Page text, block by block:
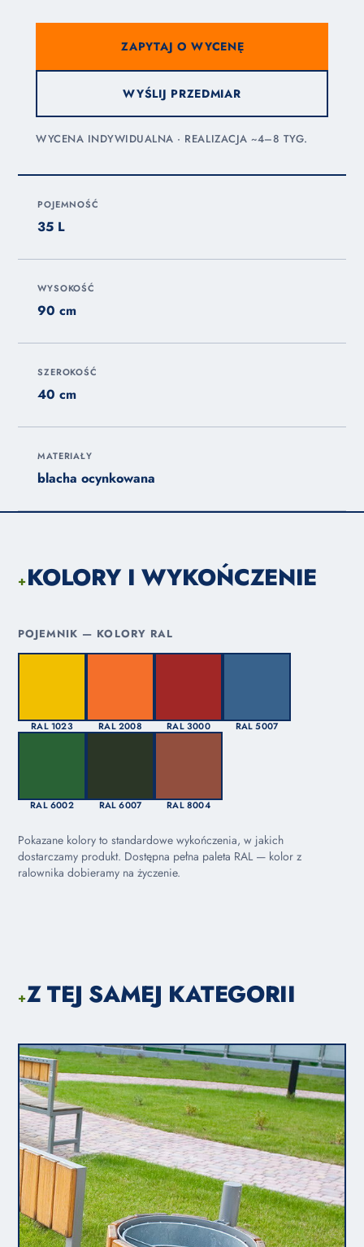
ZAPYTAJ O WYCENĘ
WYŚLIJ PRZEDMIAR
WYCENA INDYWIDUALNA · REALIZACJA ~4–8 TYG.
POJEMNOŚĆ
35 L
WYSOKOŚĆ
90 cm
SZEROKOŚĆ
40 cm
MATERIAŁY
blacha ocynkowana
+KOLORY I WYKOŃCZENIE
POJEMNIK — KOLORY RAL
RAL 1023 RAL 2008 RAL 3000 RAL 5007
RAL 6002 RAL 6007 RAL 8004
Pokazane kolory to standardowe wykończenia, w jakich
dostarczamy produkt. Dostępna pełna paleta RAL — kolor z
ralownika dobieramy na życzenie.
+Z TEJ SAMEJ KATEGORII